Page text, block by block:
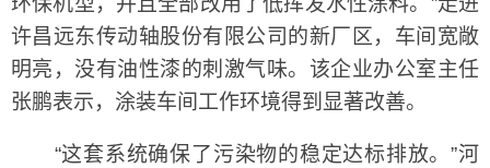
许昌远东传动轴股份有限公司的新厂区，车间宽敞
明亮，没有油性漆的刺激气味。该企业办公室主任
张鹏表示，涂装车间工作环境得到显著改善。
“这套系统确保了污染物的稳定达标排放。”河